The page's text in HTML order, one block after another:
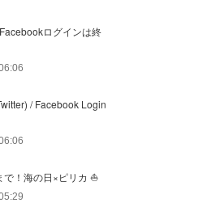
ログインは終
/ Facebook Login
！海の日×ピリカ ⛵️